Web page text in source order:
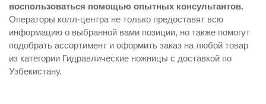
воспользоваться помощью опытных консультантов.
Операторы колл-центра не только предоставят всю
информацию о выбранной вами позиции, но также помогут
подобрать ассортимент и оформить заказ на любой товар
из категории Гидравлические ножницы с доставкой по
Узбекистану.